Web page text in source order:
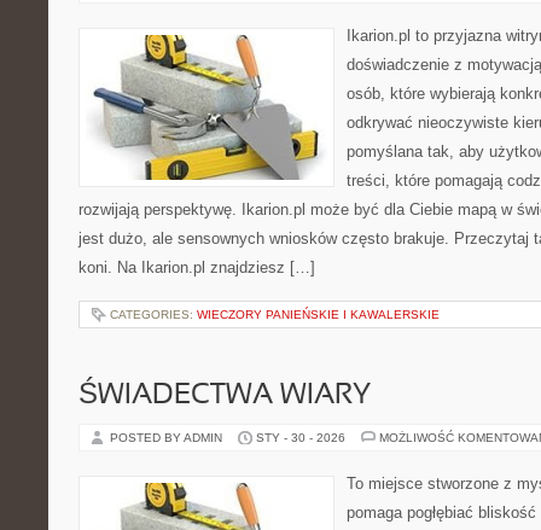
Ikarion.pl to przyjazna
doświadczenie z
osób, które wybierają
odkrywać nieoczywiste
pomyślana tak, aby
treści, które pomagają
rozwijają perspektywę. Ikarion.pl może być dla Ciebie mapą w
jest dużo, ale sensownych wniosków często brakuje. Przeczytaj
koni. Na Ikarion.pl znajdziesz […]
CATEGORIES: WIECZORY PANIEŃSKIE I KAWALERSKIE
ŚWIADECTWA WIARY
POSTED BY ADMIN STY - 30 - 2026 MOŻLIWOŚĆ
To miejsce stworzone z
pomaga pogłębiać